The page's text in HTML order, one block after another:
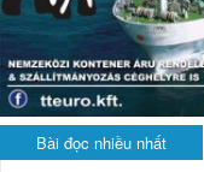
Bài đọc nhiều nhất